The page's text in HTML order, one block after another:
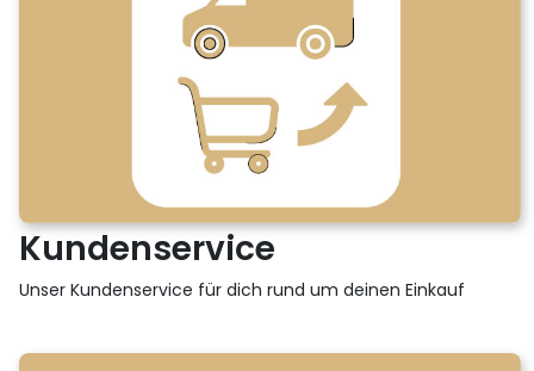
Kundenservice
Unser Kundenservice für dich rund um deinen Einkauf